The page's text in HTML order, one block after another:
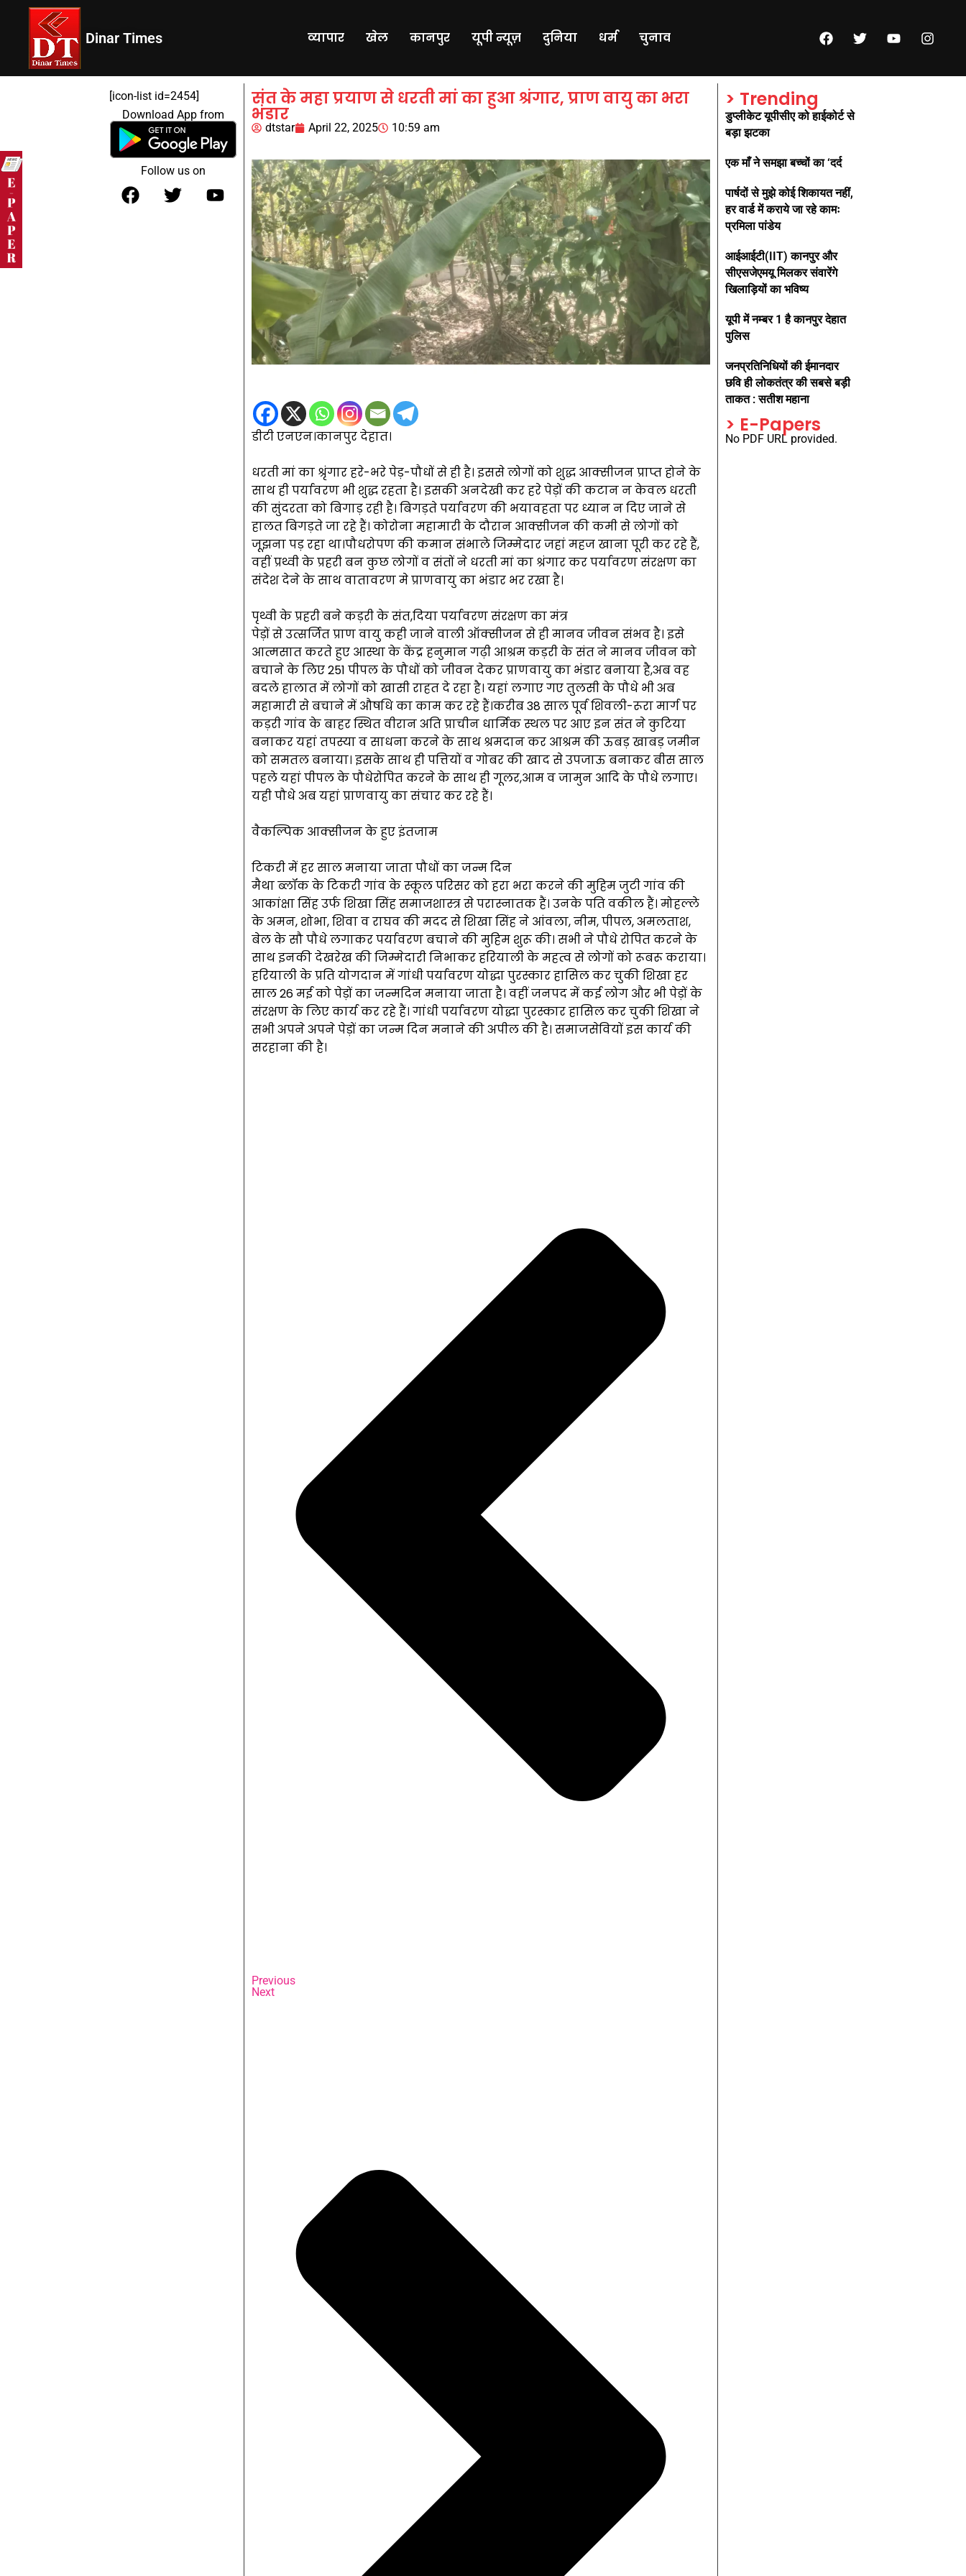
Dinar Times व्यापार खेल कानपुर यूपी न्यूज़ दुनिया धर्म चुनाव
[icon-list id=2454]
Download App from
Follow us on
संत के महा प्रयाण से धरती मां का हुआ श्रंगार, प्राण वायु का भरा
भंडार
dtstar April 22, 2025 10:59 am
डीटी एनएन।कानपुर देहात।
धरती मां का श्रृंगार हरे-भरे पेड़-पौधों से ही है। इससे लोगों को शुद्ध आक्सीजन प्राप्त होने के
साथ ही पर्यावरण भी शुद्ध रहता है। इसकी अनदेखी कर हरे पेड़ों की कटान न केवल धरती
की सुंदरता को बिगाड़ रही है। बिगड़ते पर्यावरण की भयावहता पर ध्यान न दिए जाने से
हालत बिगड़ते जा रहे हैं। कोरोना महामारी के दौरान आक्सीजन की कमी से लोगों को
जूझना पड़ रहा था।पौधरोपण की कमान संभाले जिम्मेदार जहां महज खाना पूरी कर रहे हैं,
वहीं प्रथ्वी के प्रहरी बन कुछ लोगों व संतों ने धरती मां का श्रंगार कर पर्यावरण संरक्षण का
संदेश देने के साथ वातावरण मे प्राणवायु का भंडार भर रखा है।
पृथ्वी के प्रहरी बने कड़री के संत,दिया पर्यावरण संरक्षण का मंत्र
पेड़ों से उत्सर्जित प्राण वायु कही जाने वाली ऑक्सीजन से ही मानव जीवन संभव है। इसे
आत्मसात करते हुए आस्था के केंद्र हनुमान गढ़ी आश्रम कड़री के संत ने मानव जीवन को
बचाने के लिए 251 पीपल के पौधों को जीवन देकर प्राणवायु का भंडार बनाया है,अब वह
बदले हालात में लोगों को खासी राहत दे रहा है। यहां लगाए गए तुलसी के पौधे भी अब
महामारी से बचाने में औषधि का काम कर रहे हैं।करीब 38 साल पूर्व शिवली-रूरा मार्ग पर
कड़री गांव के बाहर स्थित वीरान अति प्राचीन धार्मिक स्थल पर आए इन संत ने कुटिया
बनाकर यहां तपस्या व साधना करने के साथ श्रमदान कर आश्रम की ऊबड़ खाबड़ जमीन
को समतल बनाया। इसके साथ ही पत्तियों व गोबर की खाद से उपजाऊ बनाकर बीस साल
पहले यहां पीपल के पौधेरोपित करने के साथ ही गूलर,आम व जामुन आदि के पौधे लगाए।
यही पौधे अब यहां प्राणवायु का संचार कर रहे हैं।
वैकल्पिक आक्सीजन के हुए इंतजाम
टिकरी में हर साल मनाया जाता पौधों का जन्म दिन
मैथा ब्लॉक के टिकरी गांव के स्कूल परिसर को हरा भरा करने की मुहिम जुटी गांव की
आकांक्षा सिंह उर्फ शिखा सिंह समाजशास्त्र से परास्नातक हैं। उनके पति वकील हैं। मोहल्ले
के अमन, शोभा, शिवा व राघव की मदद से शिखा सिंह ने आंवला, नीम, पीपल, अमलताश,
बेल के सौ पौधे लगाकर पर्यावरण बचाने की मुहिम शुरू की। सभी ने पौधे रोपित करने के
साथ इनकी देखरेख की जिम्मेदारी निभाकर हरियाली के महत्व से लोगों को रूबरू कराया।
हरियाली के प्रति योगदान में गांधी पर्यावरण योद्धा पुरस्कार हासिल कर चुकी शिखा हर
साल 26 मई को पेड़ों का जन्मदिन मनाया जाता है। वहीं जनपद में कई लोग और भी पेड़ों के
संरक्षण के लिए कार्य कर रहे हैं। गांधी पर्यावरण योद्धा पुरस्कार हासिल कर चुकी शिखा ने
सभी अपने अपने पेड़ों का जन्म दिन मनाने की अपील की है। समाजसेवियों इस कार्य की
सरहाना की है।
Previous
Next
> Trending
डुप्लीकेट यूपीसीए को हाईकोर्ट से
बड़ा झटका
एक माँ ने समझा बच्चों का ‘दर्द
पार्षदों से मुझे कोई शिकायत नहीं,
हर वार्ड में कराये जा रहे कामः
प्रमिला पांडेय
आईआईटी(IIT) कानपुर और
सीएसजेएमयू मिलकर संवारेंगे
खिलाड़ियों का भविष्य
यूपी में नम्बर 1 है कानपुर देहात
पुलिस
जनप्रतिनिधियों की ईमानदार
छवि ही लोकतंत्र की सबसे बड़ी
ताकत : सतीश महाना
> E-Papers
No PDF URL provided.